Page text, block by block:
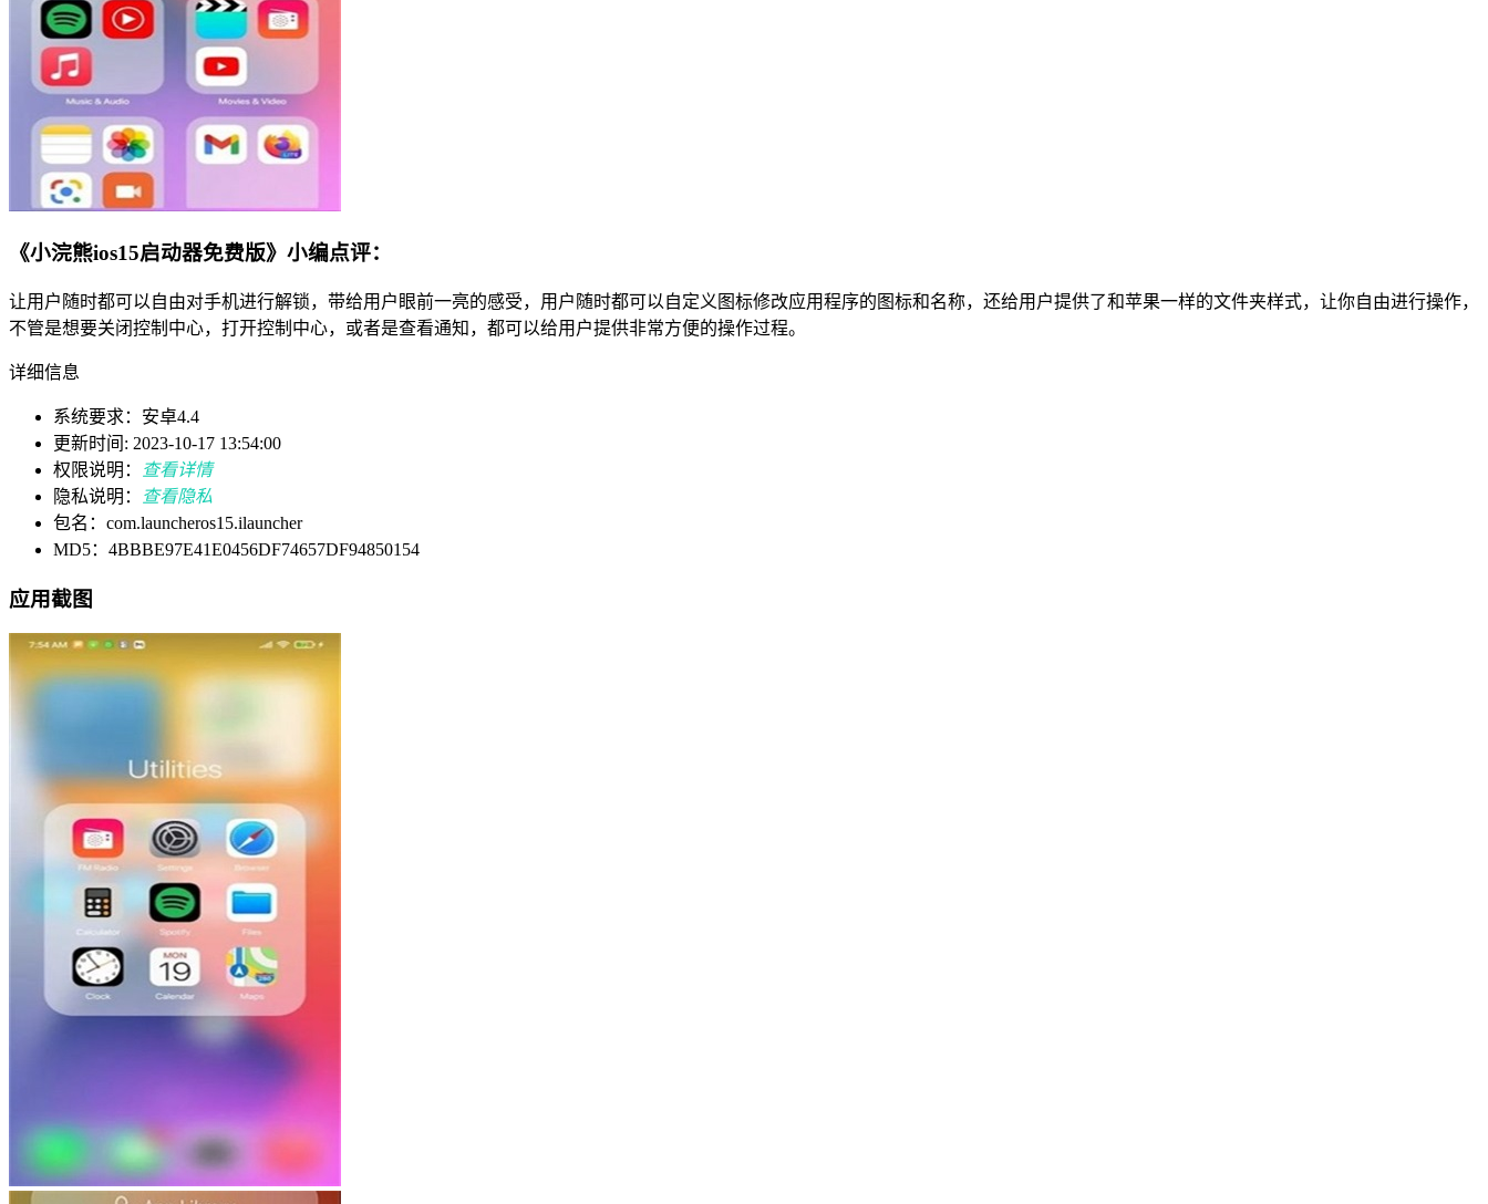
《小浣熊ios15启动器免费版》小编点评：
让用户随时都可以自由对手机进行解锁，带给用户眼前一亮的感受，用户随时都可以自定义图标修改应用程序的图标和名称，还给用户提供了和苹果一样的文件夹样式，让你自由进行操作，
不管是想要关闭控制中心，打开控制中心，或者是查看通知，都可以给用户提供非常方便的操作过程。
详细信息
系统要求：安卓4.4
更新时间: 2023-10-17 13:54:00
权限说明：
查看详情
隐私说明：
查看隐私
包名：com.launcheros15.ilauncher
MD5：4BBBE97E41E0456DF74657DF94850154
应用截图